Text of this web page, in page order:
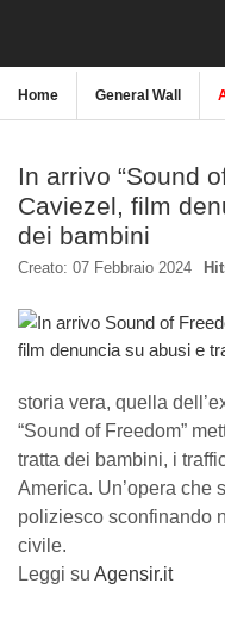
Home General Wall
In arrivo “Sound
Caviezel, film
dei bambini
Creato: 07 Febbraio 2024
storia vera, quella
“Sound of Freedom”
tratta dei bambini, i
America. Un’opera che
poliziesco sconfinando
civile.
Leggi su Agensir.it